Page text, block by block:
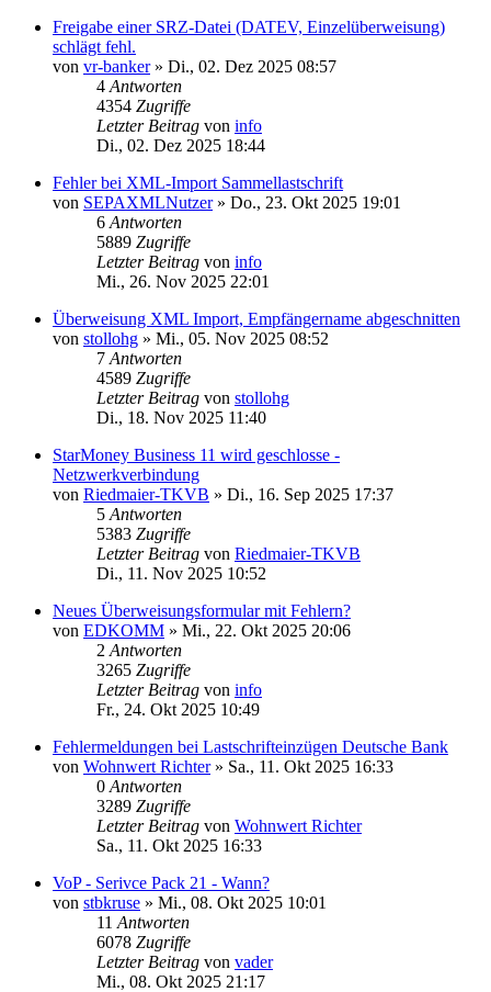
Freigabe einer SRZ-Datei (DATEV, Einzelüberweisung)
schlägt fehl.
von vr-banker» Di., 02. Dez 2025 08:57
4 Antworten
4354 Zugriffe
Letzter Beitrag von info
Di., 02. Dez 2025 18:44
Fehler bei XML-Import Sammellastschrift
von SEPAXMLNutzer» Do., 23. Okt 2025 19:01
6 Antworten
5889 Zugriffe
Letzter Beitrag von info
Mi., 26. Nov 2025 22:01
Überweisung XML Import, Empfängername abgeschnitten
von stollohg » Mi., 05. Nov 2025 08:52
7 Antworten
4589 Zugriffe
Letzter Beitrag von stollohg
Di., 18. Nov 2025 11:40
StarMoney Business 11 wird geschlosse -
Netzwerkverbindung
von Riedmaier-TKVB » Di., 16. Sep 2025 17:37
5 Antworten
5383 Zugriffe
Letzter Beitrag von Riedmaier-TKVB
Di., 11. Nov 2025 10:52
Neues Überweisungsformular mit Fehlern?
von EDKOMM » Mi., 22. Okt 2025 20:06
2 Antworten
3265 Zugriffe
Letzter Beitrag von info
Fr., 24. Okt 2025 10:49
Fehlermeldungen bei Lastschrifteinzügen Deutsche Bank
von Wohnwert Richter» Sa., 11. Okt 2025 16:33
0 Antworten
3289 Zugriffe
Letzter Beitrag von Wohnwert Richter
Sa., 11. Okt 2025 16:33
VoP - Serivce Pack 21 - Wann?
von stbkruse » Mi., 08. Okt 2025 10:01
11 Antworten
6078 Zugriffe
Letzter Beitrag von vader
Mi., 08. Okt 2025 21:17